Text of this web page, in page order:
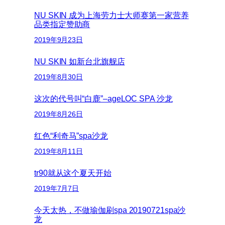
NU SKIN 成为上海劳力士大师赛第一家营养
品类指定赞助商
2019年9月23日
NU SKIN 如新台北旗舰店
2019年8月30日
这次的代号叫“白鹿”–ageLOC SPA 沙龙
2019年8月26日
红色“利奇马”spa沙龙
2019年8月11日
tr90就从这个夏天开始
2019年7月7日
今天太热，不做瑜伽刷spa 20190721spa沙
龙